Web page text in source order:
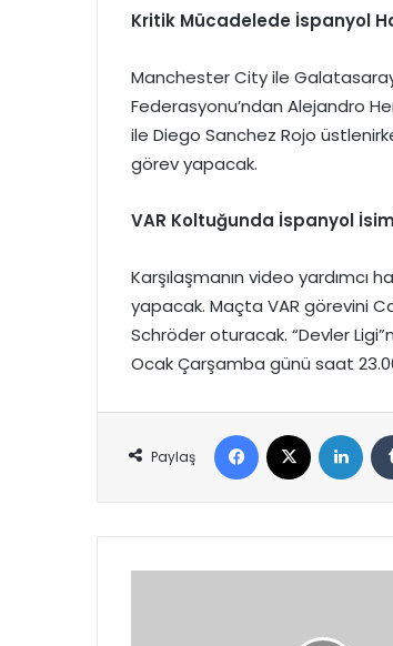
Kritik Mücadelede İspanyol
Manchester City ile
Federasyonu’ndan Alejandro
ile Diego Sanchez Rojo
görev yapacak.
VAR Koltuğunda İspanyol
Karşılaşmanın video yardımcı
yapacak. Maçta VAR görevini
Schröder oturacak. “Devler
Ocak Çarşamba günü saat
Paylaş
Facebook